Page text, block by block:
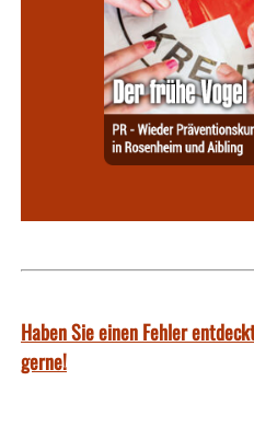
Haben Sie einen Fehler
gerne!